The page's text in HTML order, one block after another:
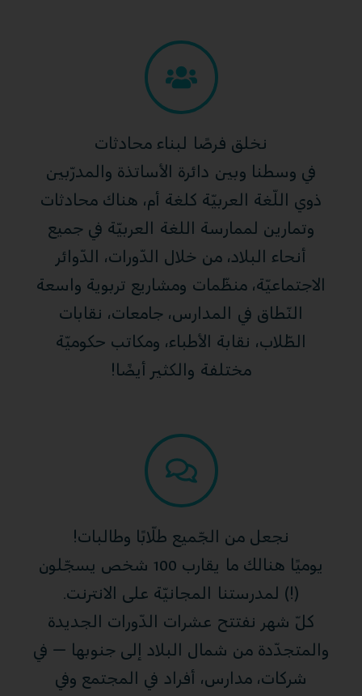
نخلق فرصًا لبناء محادثات
في وسطنا وبين دائرة الأساتذة والمدرّبين
ذوي اللّغة العربيّة كلغة أم، هناك محادثات
وتمارين لممارسة اللغة العربيّة في جميع
أنحاء البلاد، من خلال الدّورات، الدّوائر
الاجتماعيّة، منظّمات ومشاريع تربوية واسعة
النّطاق في المدارس، جامعات، نقابات
الطّلاب، نقابة الأطباء، ومكاتب حكوميّة
مختلفة والكثير أيضًا!
نجعل من الجّميع طلّابًا وطالبات!
يوميًا هنالك ما يقارب 100 شخص يسجّلون
(!) لمدرستنا المجانيّة على الانترنت.
كلّ شهر نفتتح عشرات الدّورات الجديدة
والمتجدّدة من شمال البلاد إلى جنوبها – في
شركات، مدارس، أفراد في المجتمع وفي